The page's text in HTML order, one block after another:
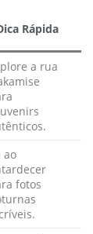
Rápida
a rua
ao
fotos